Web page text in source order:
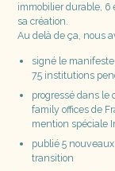
immobilier durable, 6
sa création.
Au delà de ça, nous
signé le
75 institutions
progressé dans
family offices de
mention spéciale
publié 5
transition